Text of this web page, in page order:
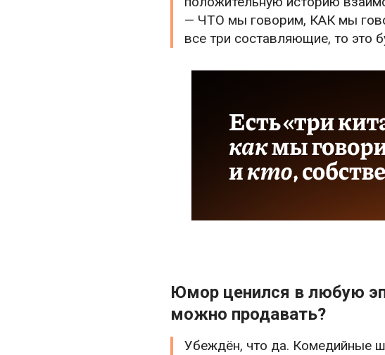
— ЧТО мы говорим, КАК мы
все три составляющие, то это
Юмор ценился в любую
можно продавать?
Убеждён, что да. Комедийные